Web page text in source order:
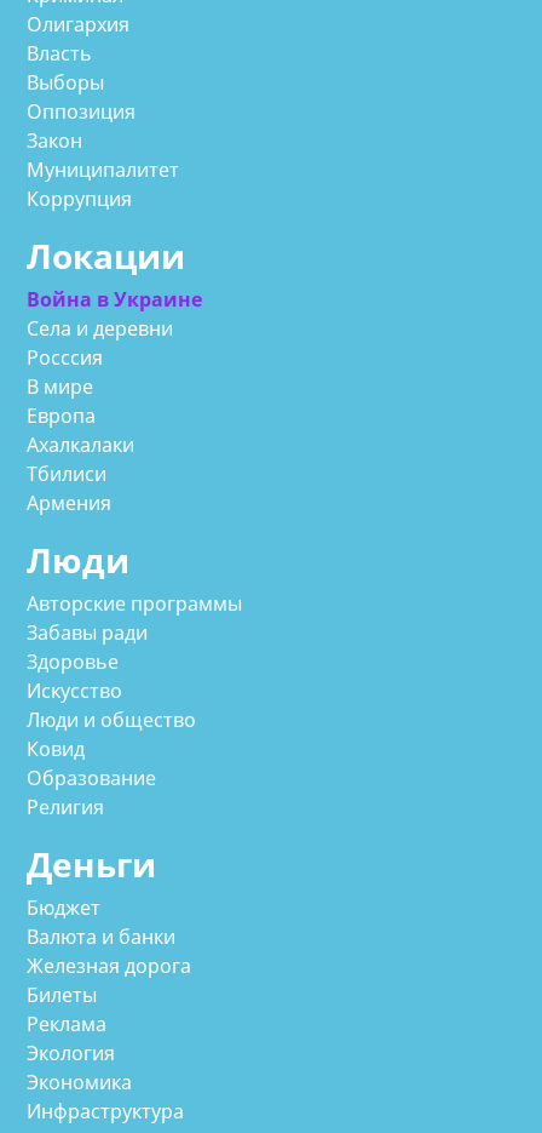
Олигархия
Власть
Выборы
Оппозиция
Закон
Муниципалитет
Коррупция
Локации
Война в Украине
Села и деревни
Росссия
В мире
Европа
Ахалкалаки
Тбилиси
Армения
Люди
Авторские программы
Забавы ради
Здоровье
Искусство
Люди и общество
Ковид
Образование
Религия
Деньги
Бюджет
Валюта и банки
Железная дорога
Билеты
Реклама
Экология
Экономика
Инфраструктура